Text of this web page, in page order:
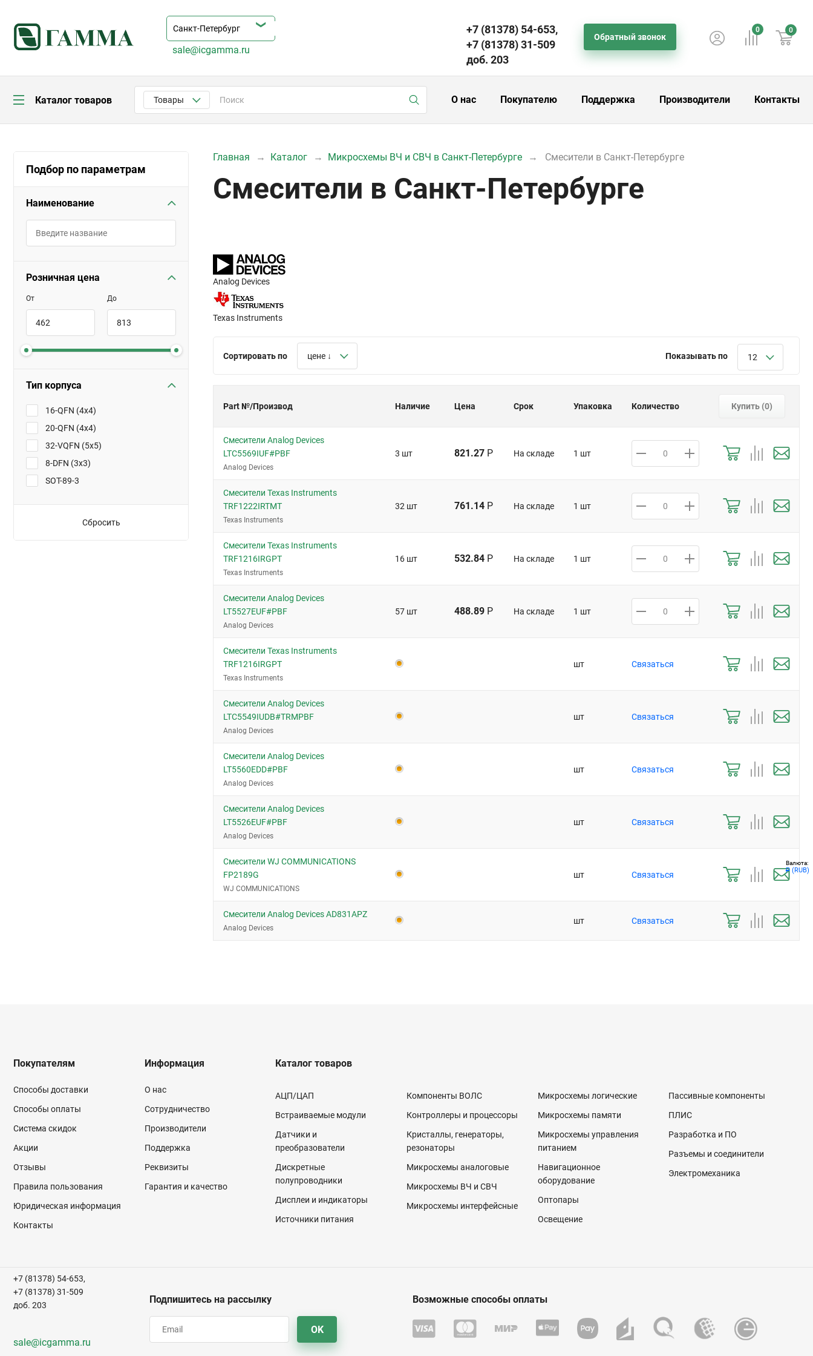
Валюта:
Р (RUB)
+7 (81378) 54-653,
+7 (81378) 31-509
доб. 203
Обратный звонок
sale@icgamma.ru
0 0
Каталог товаров Товары О нас Покупателю Поддержка Производители Контакты
Подбор по параметрам
Наименование
Розничная цена
От До
Тип корпуса
16-QFN (4x4)
20-QFN (4x4)
32-VQFN (5x5)
8-DFN (3x3)
SOT-89-3
Сбросить
Главная Каталог Микросхемы ВЧ и СВЧ в Санкт-Петербурге Смесители в Санкт-Петербурге
Смесители в Санкт-Петербурге
Analog Devices
Texas Instruments
Сортировать по цене ↓ Показывать по 12
Part №/Производ Наличие Цена Срок Упаковка Количество Купить (0)
Смесители Analog Devices
LTC5569IUF#PBF
Analog Devices
3 шт 821.27 Р На складе 1 шт
Смесители Texas Instruments
TRF1222IRTMT
Texas Instruments
32 шт 761.14 Р На складе 1 шт
Смесители Texas Instruments
TRF1216IRGPT
Texas Instruments
16 шт 532.84 Р На складе 1 шт
Смесители Analog Devices
LT5527EUF#PBF
Analog Devices
57 шт 488.89 Р На складе 1 шт
Смесители Texas Instruments
TRF1216IRGPT
Texas Instruments
шт Связаться
Смесители Analog Devices
LTC5549IUDB#TRMPBF
Analog Devices
шт Связаться
Смесители Analog Devices
LT5560EDD#PBF
Analog Devices
шт Связаться
Смесители Analog Devices
LT5526EUF#PBF
Analog Devices
шт Связаться
Смесители WJ COMMUNICATIONS
FP2189G
WJ COMMUNICATIONS
шт Связаться
Смесители Analog Devices AD831APZ
Analog Devices
шт Связаться
Покупателям
Способы доставки
Способы оплаты
Система скидок
Акции
Отзывы
Правила пользования
Юридическая информация
Контакты
Информация
О нас
Сотрудничество
Производители
Поддержка
Реквизиты
Гарантия и качество
Каталог товаров
АЦП/ЦАП
Встраиваемые модули
Датчики и
преобразователи
Дискретные
полупроводники
Дисплеи и индикаторы
Источники питания
Компоненты ВОЛС
Контроллеры и процессоры
Кристаллы, генераторы,
резонаторы
Микросхемы аналоговые
Микросхемы ВЧ и СВЧ
Микросхемы интерфейсные
Микросхемы логические
Микросхемы памяти
Микросхемы управления
питанием
Навигационное
оборудование
Оптопары
Освещение
Пассивные компоненты
ПЛИС
Разработка и ПО
Разъемы и соединители
Электромеханика
Подпишитесь на рассылку
OK
+7 (81378) 54-653,
+7 (81378) 31-509
доб. 203
sale@icgamma.ru
Возможные способы оплаты